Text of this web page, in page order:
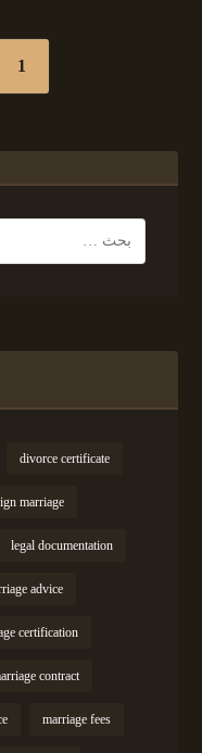
1
divorce certificate
marriage
legal documentation
advice
certification
contract
marriage fees